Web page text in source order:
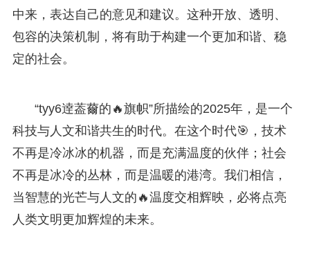
中来，表达自己的意见和建议。这种开放、透明、
包容的决策机制，将有助于构建一个更加和谐、稳
定的社会。
“tyy6逹葢薾的🔥旗帜”所描绘的2025年，是一个
科技与人文和谐共生的时代。在这个时代🎯，技术
不再是冷冰冰的机器，而是充满温度的伙伴；社会
不再是冰冷的丛林，而是温暖的港湾。我们相信，
当智慧的光芒与人文的🔥温度交相辉映，必将点亮
人类文明更加辉煌的未来。